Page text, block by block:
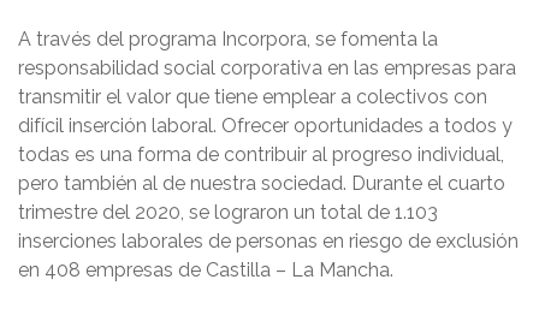
A través del programa Incorpora, se fomenta la
responsabilidad social corporativa en las empresas para
transmitir el valor que tiene emplear a colectivos con
difícil inserción laboral. Ofrecer oportunidades a todos y
todas es una forma de contribuir al progreso individual,
pero también al de nuestra sociedad. Durante el cuarto
trimestre del 2020, se lograron un total de 1.103
inserciones laborales de personas en riesgo de exclusión
en 408 empresas de Castilla – La Mancha.